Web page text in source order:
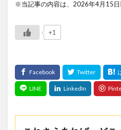
※当記事の内容は、2026年4月15日
+1